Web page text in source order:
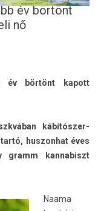
év börtönt
nő
év börtönt kapott
kábítószer-
hus­zonhat éves
gramm kan­nabiszt
Naama